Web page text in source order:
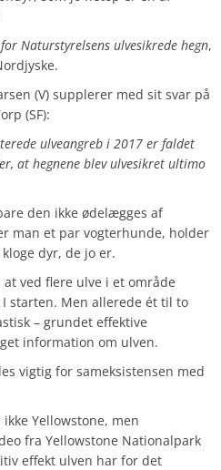
Naturstyrelsens ulvesikrede hegn,
(V) supplerer med sit svar på
(SF):
ulveangreb i 2017 er faldet
at hegnene blev ulvesikret ultimo
den ikke ødelægges af
man et par vogterhunde, holder
dyr, de jo er.
ved flere ulve i et område
starten. Men allerede ét til to
– grundet effektive
information om ulven.
vigtig for sameksistensen med
Yellowstone, men
fra Yellowstone Nationalpark
effekt ulven har for det